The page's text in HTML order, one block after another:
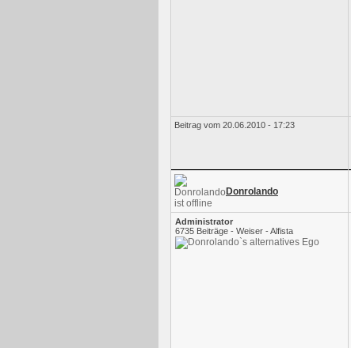
Beitrag vom 20.06.2010 - 17:23
Donrolando
Administrator
6735 Beiträge - Weiser - Alfista